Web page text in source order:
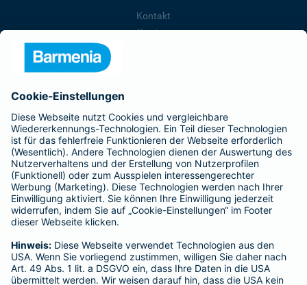
Kontakt
Karriere
Affiliate-Partner werden
Barmenia ist Teil der BarmeniaGothaer
BELIEBTE SEITEN
Kranken-Zusatzversicherung
Tierversicherungen
Haftpflichtversicherung
Hausratversicherung
SERVICE
Adresse ändern